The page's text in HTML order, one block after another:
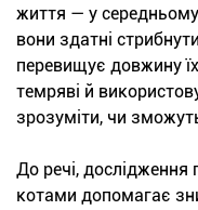
життя — у
вони здатні
перевищує довжину
темряві й
зрозуміти, чи
До речі,
котами допомагає